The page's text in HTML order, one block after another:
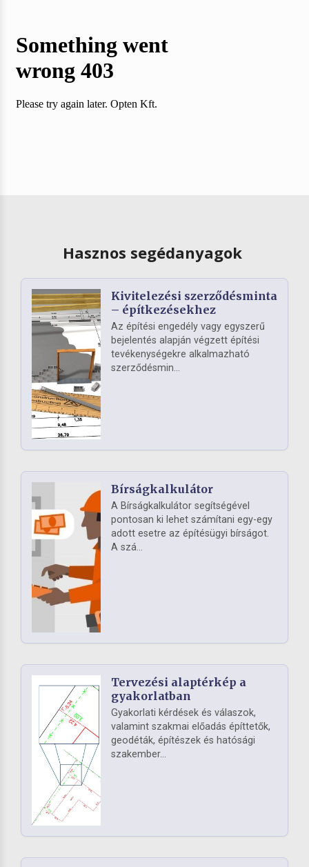
Hasznos segédanyagok
Kivitelezési szerződésminta
– építkezésekhez
Az építési engedély vagy egyszerű
bejelentés alapján végzett építési
tevékenységekre alkalmazható
szerződésmin...
Bírságkalkulátor
A Bírságkalkulátor segítségével
pontosan ki lehet számítani egy-egy
adott esetre az építésügyi bírságot.
A szá...
Tervezési alaptérkép a
gyakorlatban
Gyakorlati kérdések és válaszok,
valamint szakmai előadás építtetők,
geodéták, építészek és hatósági
szakember...